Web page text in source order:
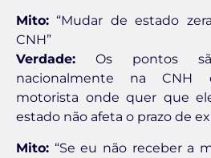
Mito: “Mudar de estado
CNH”
Verdade: Os pontos
nacionalmente na
motorista onde quer que
estado não afeta o prazo de
Mito: “Se eu não receber a